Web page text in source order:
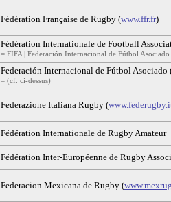
Fédération Française de Rugby (www.ffr.fr)
Fédération Internationale de Football
= FIFA | Federación Internacional de Fútbol
Federación Internacional de Fútbol Asociado
= (cf. ci-dessus)
Federazione Italiana Rugby (
Fédération Internationale de Rugby Amateur
Fédération Inter-Européenne de Rugby
Federacion Mexicana de Rugby (